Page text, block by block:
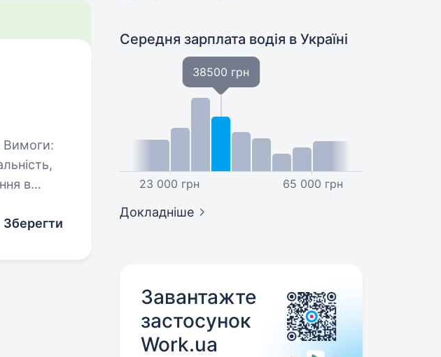
Зберегти
Середня зарплата водія в Україні
23 000 грн
38500 грн
65 000 грн
Докладніше
Завантажте
застосунок
Work.ua